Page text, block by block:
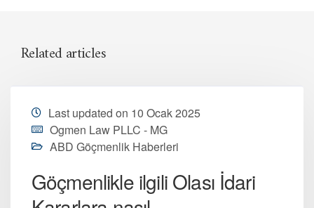
Related articles
Last updated on 10 Ocak 2025
Ogmen Law PLLC - MG
ABD Göçmenlik Haberleri
Göçmenlikle ilgili Olası İdari